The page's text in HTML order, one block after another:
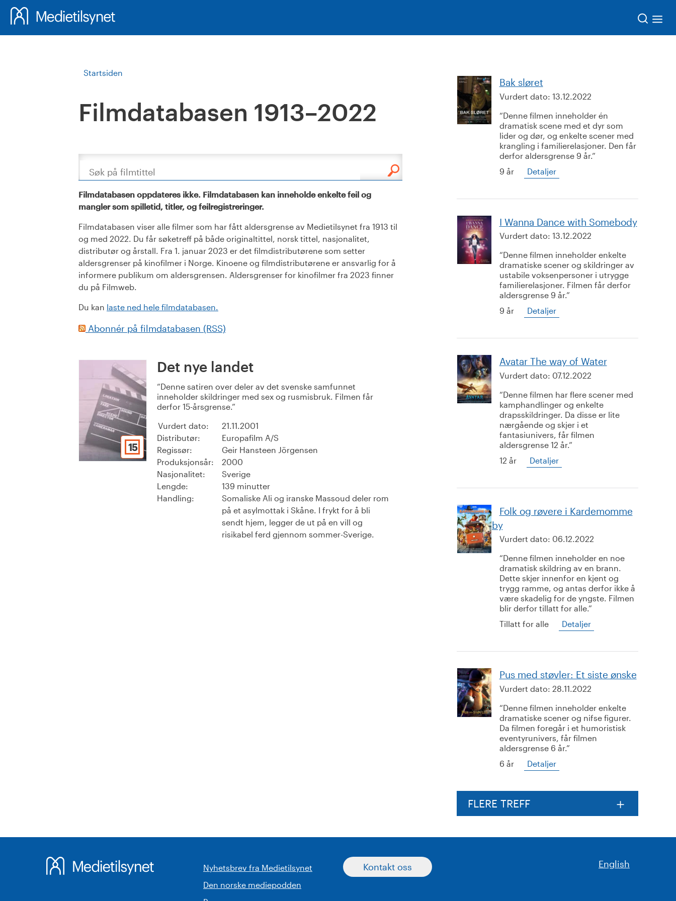
Startsiden
Filmdatabasen 1913–2022
Søk
Filmdatabasen oppdateres ikke. Filmdatabasen kan inneholde enkelte feil og
mangler som spilletid, titler, og feilregistreringer.
Filmdatabasen viser alle filmer som har fått aldersgrense av Medietilsynet fra 1913 til
og med 2022. Du får søketreff på både originaltittel, norsk tittel, nasjonalitet,
distributør og årstall. Fra 1. januar 2023 er det filmdistributørene som setter
aldersgrenser på kinofilmer i Norge. Kinoene og filmdistributørene er ansvarlig for å
informere publikum om aldersgrensen. Aldersgrenser for kinofilmer fra 2023 finner
du på Filmweb.
Du kan laste ned hele filmdatabasen.
Abonnér på filmdatabasen (RSS)
15
Det nye landet
Denne satiren over deler av det svenske samfunnet
inneholder skildringer med sex og rusmisbruk. Filmen får
derfor 15-årsgrense.
Vurdert dato:
21.11.2001
Distributør:
Europafilm A/S
Regissør:
Geir Hansteen Jörgensen
Produksjonsår:
2000
Nasjonalitet:
Sverige
Lengde:
139 minutter
Handling:
Somaliske Ali og iranske Massoud deler rom
på et asylmottak i Skåne. I frykt for å bli
sendt hjem, legger de ut på en vill og
risikabel ferd gjennom sommer-Sverige.
Bak sløret
Vurdert dato: 13.12.2022
Denne filmen inneholder én
dramatisk scene med et dyr som
lider og dør, og enkelte scener med
krangling i familierelasjoner. Den får
derfor aldersgrense 9 år.
9 år
Detaljer
I Wanna Dance with Somebody
Vurdert dato: 13.12.2022
Denne filmen inneholder enkelte
dramatiske scener og skildringer av
ustabile voksenpersoner i utrygge
familierelasjoner. Filmen får derfor
aldersgrense 9 år.
9 år
Detaljer
Avatar The way of Water
Vurdert dato: 07.12.2022
Denne filmen har flere scener med
kamphandlinger og enkelte
drapsskildringer. Da disse er lite
nærgående og skjer i et
fantasiunivers, får filmen
aldersgrense 12 år.
12 år
Detaljer
Folk og røvere i Kardemomme
by
Vurdert dato: 06.12.2022
Denne filmen inneholder en noe
dramatisk skildring av en brann.
Dette skjer innenfor en kjent og
trygg ramme, og antas derfor ikke å
være skadelig for de yngste. Filmen
blir derfor tillatt for alle.
Tillatt for alle
Detaljer
Pus med støvler: Et siste ønske
Vurdert dato: 28.11.2022
Denne filmen inneholder enkelte
dramatiske scener og nifse figurer.
Da filmen foregår i et humoristisk
eventyrunivers, får filmen
aldersgrense 6 år.
6 år
Detaljer
FLERE TREFF
Nyhetsbrev fra Medietilsynet
Den norske mediepodden
Kontakt oss English